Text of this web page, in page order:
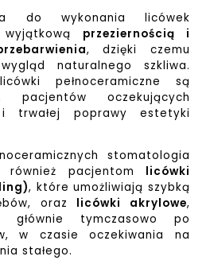
do wykonania licówek
przeziernością i
, dzięki czemu
naturalnego szkliwa.
pełnoceramiczne są
pacjentów oczekujących
i trwałej poprawy estetyki
stomatologia
również pacjentom licówki
), które umożliwiają szybką
oraz licówki akrylowe,
tymczasowo po
w czasie oczekiwania na
stałego.